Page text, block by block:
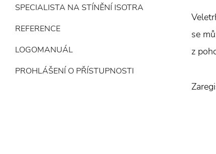
SPECIALISTA NA STÍNĚNÍ ISOTRA
REFERENCE
LOGOMANUÁL
PROHLÁŠENÍ O PŘÍSTUPNOSTI
se
z